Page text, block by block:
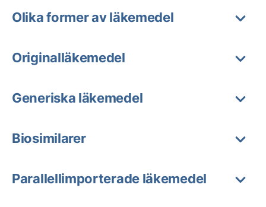
Olika former av läkemedel
Originalläkemedel
Generiska läkemedel
Biosimilarer
Parallellimporterade läkemedel